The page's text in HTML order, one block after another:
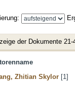
der Dokumente 21-
Zhitian Skylor [1]